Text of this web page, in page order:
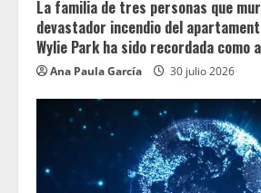
La familia de tres personas que
devastador incendio del
Wylie Park ha sido recordada como
Ana Paula García 30 julio 2026